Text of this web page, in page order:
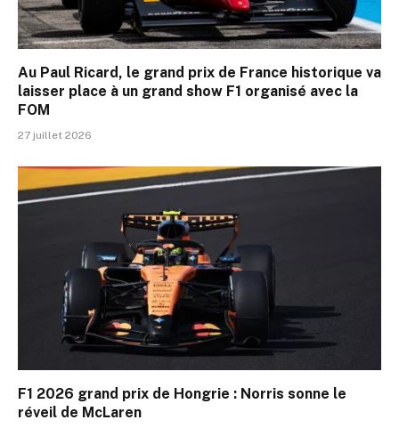
Au Paul Ricard, le grand prix de France historique va
laisser place à un grand show F1 organisé avec la
FOM
27 juillet 2026
F1 2026 grand prix de Hongrie : Norris sonne le
réveil de McLaren